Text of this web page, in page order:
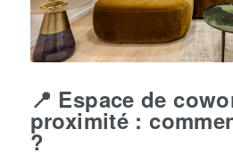
📍 Espacede
proximité :
?